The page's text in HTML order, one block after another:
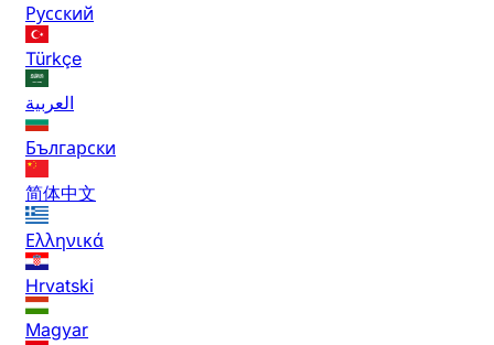
Русский
Türkçe
العربية
Български
简体中文
Ελληνικά
Hrvatski
Magyar